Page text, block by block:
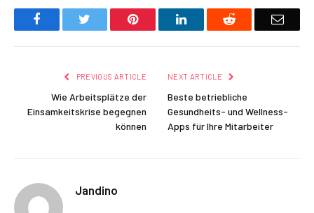
Facebook Pinterest LinkedIn Reddit Email
PREVIOUS ARTICLE
Wie Arbeitsplätze der
Einsamkeitskrise begegnen
können
NEXT ARTICLE
Beste betriebliche
Gesundheits- und Wellness-
Apps für Ihre Mitarbeiter
Jandino